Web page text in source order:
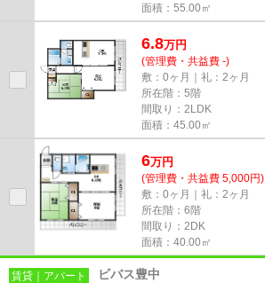
面積：55.00㎡
6.8万円
(管理費・共益費 -)
敷：0ヶ月｜礼：2ヶ月
所在階：5階
間取り：2LDK
面積：45.00㎡
6万円
(管理費・共益費 5,000円)
敷：0ヶ月｜礼：2ヶ月
所在階：6階
間取り：2DK
面積：40.00㎡
賃貸｜アパート ビバス豊中